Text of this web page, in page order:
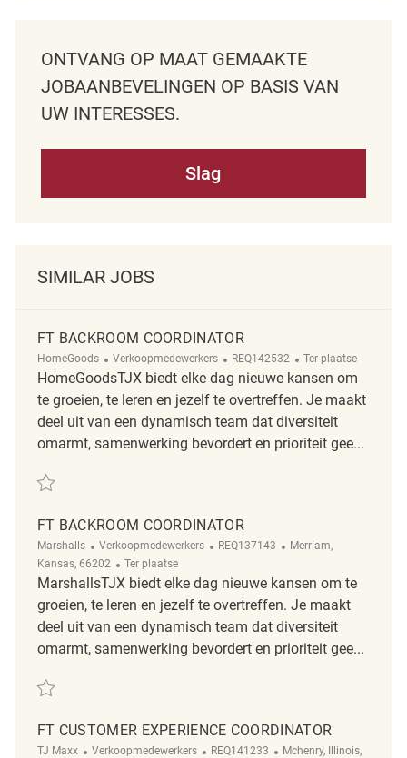
ONTVANG OP MAAT GEMAAKTE
JOBAANBEVELINGEN OP BASIS VAN
UW INTERESSES.
Slag
SIMILAR JOBS
FT BACKROOM COORDINATOR
HomeGoods Categorie
Verkoopmedewerkers ReqId
REQ142532 Afgelegen
Ter plaatse
HomeGoodsTJX biedt elke dag nieuwe kansen om
te groeien, te leren en jezelf te overtreffen. Je maakt
deel uit van een dynamisch team dat diversiteit
omarmt, samenwerking bevordert en prioriteit gee...
Redden FT BACKROOM COORDINATOR REQ142532
FT BACKROOM COORDINATOR
Marshalls Categorie
Verkoopmedewerkers ReqId
REQ137143 Plaats
Merriam,
Kansas, 66202
Afgelegen
Ter plaatse
MarshallsTJX biedt elke dag nieuwe kansen om te
groeien, te leren en jezelf te overtreffen. Je maakt
deel uit van een dynamisch team dat diversiteit
omarmt, samenwerking bevordert en prioriteit gee...
Redden FT Backroom Coordinator REQ137143
FT CUSTOMER EXPERIENCE COORDINATOR
TJ Maxx Categorie
Verkoopmedewerkers ReqId
REQ141233 Plaats
Mchenry, Illinois,